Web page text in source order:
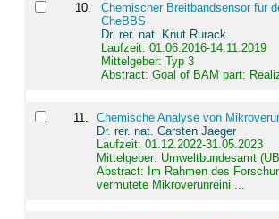
10.
Chemischer Breitbandsensor für
CheBBS
Dr. rer. nat. Knut Rurack
Laufzeit: 01.06.2016-14.11.2019
Mittelgeber: Typ 3
Abstract:Goal of BAM part:
11
Chemische Analyse von
Dr. rer. nat. Carsten Jaeger
Laufzeit: 01.12.2022-31.05.2023
Mittelgeber: Umweltbundesamt
Abstract: Im Rahmen des
vermutete Mikroverunreini ...